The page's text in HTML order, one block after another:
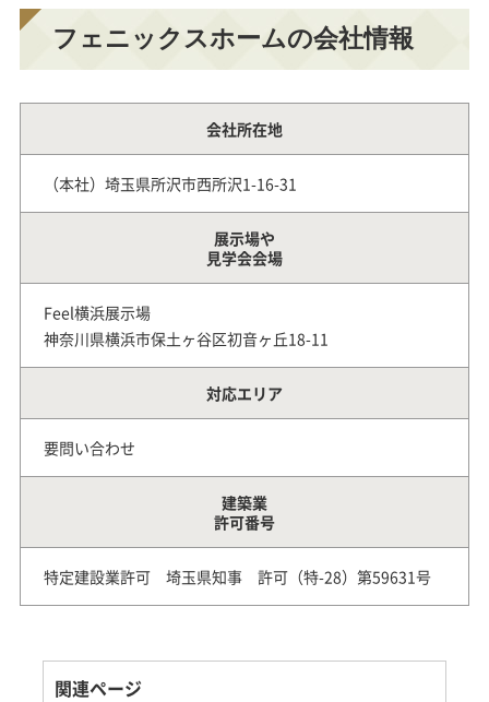
フェニックスホームの会社情報
会社所在地
（本社）埼玉県所沢市西所沢1-16-31
展示場や
見学会会場
Feel横浜展示場
神奈川県横浜市保土ヶ谷区初音ヶ丘18-11
対応エリア
要問い合わせ
建築業
許可番号
特定建設業許可 埼玉県知事 許可（特-28）第59631号
関連ページ